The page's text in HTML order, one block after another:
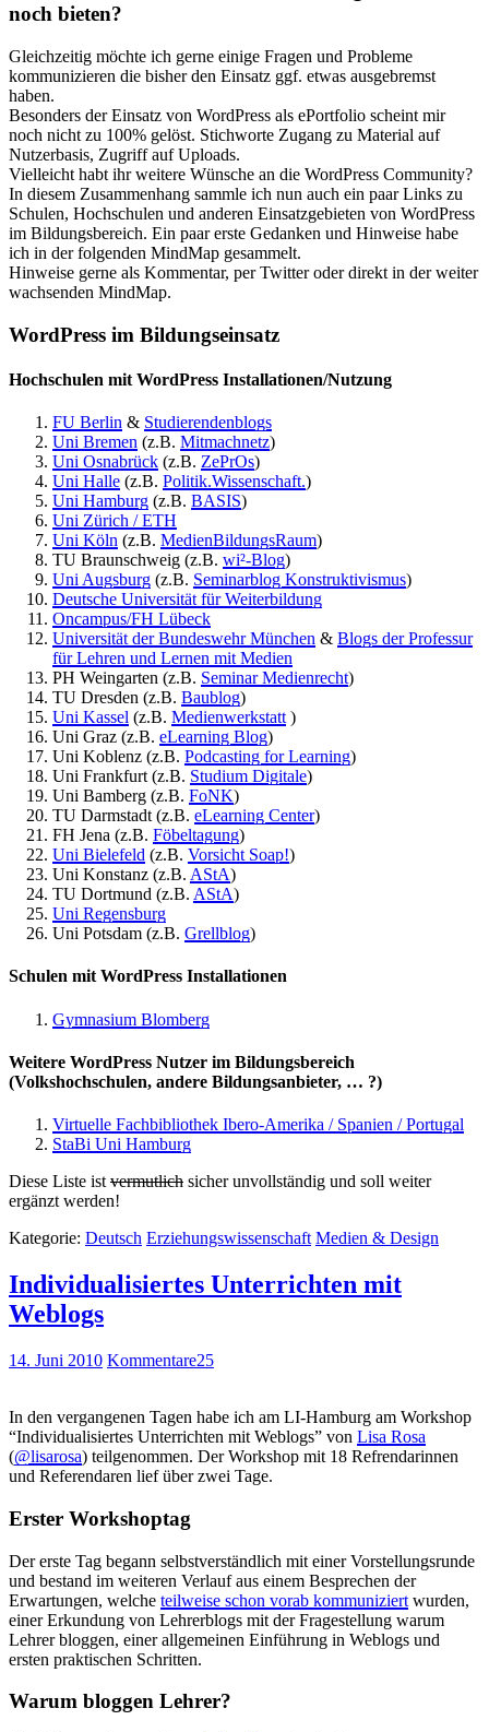
noch bieten?
Gleichzeitig möchte ich gerne einige Fragen und Probleme
kommunizieren die bisher den Einsatz ggf. etwas ausgebremst
haben.
Besonders der Einsatz von WordPress als ePortfolio scheint mir
noch nicht zu 100% gelöst. Stichworte Zugang zu Material auf
Nutzerbasis, Zugriff auf Uploads.
Vielleicht habt ihr weitere Wünsche an die WordPress Community?
In diesem Zusammenhang sammle ich nun auch ein paar Links zu
Schulen, Hochschulen und anderen Einsatzgebieten von WordPress
im Bildungsbereich. Ein paar erste Gedanken und Hinweise habe
ich in der folgenden MindMap gesammelt.
Hinweise gerne als Kommentar, per Twitter oder direkt in der weiter
wachsenden MindMap.
WordPress im Bildungseinsatz
Hochschulen mit WordPress Installationen/Nutzung
FU Berlin & Studierendenblogs
Uni Bremen (z.B. Mitmachnetz)
Uni Osnabrück (z.B. ZePrOs)
Uni Halle (z.B. Politik.Wissenschaft.)
Uni Hamburg (z.B. BASIS)
Uni Zürich / ETH
Uni Köln (z.B. MedienBildungsRaum)
TU Braunschweig (z.B. wi²-Blog)
Uni Augsburg (z.B. Seminarblog Konstruktivismus)
Deutsche Universität für Weiterbildung
Oncampus/FH Lübeck
Universität der Bundeswehr München & Blogs der Professur
für Lehren und Lernen mit Medien
PH Weingarten (z.B. Seminar Medienrecht)
TU Dresden (z.B. Baublog)
Uni Kassel (z.B. Medienwerkstatt )
Uni Graz (z.B. eLearning Blog)
Uni Koblenz (z.B. Podcasting for Learning)
Uni Frankfurt (z.B. Studium Digitale)
Uni Bamberg (z.B. FoNK)
TU Darmstadt (z.B. eLearning Center)
FH Jena (z.B. Föbeltagung)
Uni Bielefeld (z.B. Vorsicht Soap!)
Uni Konstanz (z.B. AStA)
TU Dortmund (z.B. AStA)
Uni Regensburg
Uni Potsdam (z.B. Grellblog)
Schulen mit WordPress Installationen
Gymnasium Blomberg
Weitere WordPress Nutzer im Bildungsbereich
(Volkshochschulen, andere Bildungsanbieter, … ?)
Virtuelle Fachbibliothek Ibero-Amerika / Spanien / Portugal
StaBi Uni Hamburg
Diese Liste ist vermutlich sicher unvollständig und soll weiter
ergänzt werden!
Kategorie: Deutsch Erziehungswissenschaft Medien & Design
Individualisiertes Unterrichten mit
Weblogs
14. Juni 2010 Kommentare25
In den vergangenen Tagen habe ich am LI-Hamburg am Workshop
“Individualisiertes Unterrichten mit Weblogs” von Lisa Rosa
(@lisarosa) teilgenommen. Der Workshop mit 18 Refrendarinnen
und Referendaren lief über zwei Tage.
Erster Workshoptag
Der erste Tag begann selbstverständlich mit einer Vorstellungsrunde
und bestand im weiteren Verlauf aus einem Besprechen der
Erwartungen, welche teilweise schon vorab kommuniziert wurden,
einer Erkundung von Lehrerblogs mit der Fragestellung warum
Lehrer bloggen, einer allgemeinen Einführung in Weblogs und
ersten praktischen Schritten.
Warum bloggen Lehrer?